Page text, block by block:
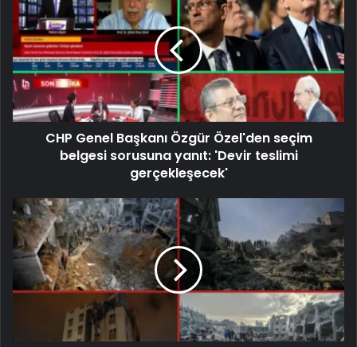
CHP Genel Başkanı Özgür Özel'den seçim
belgesi sorusuna yanıt: 'Devir teslimi
gerçekleşecek'